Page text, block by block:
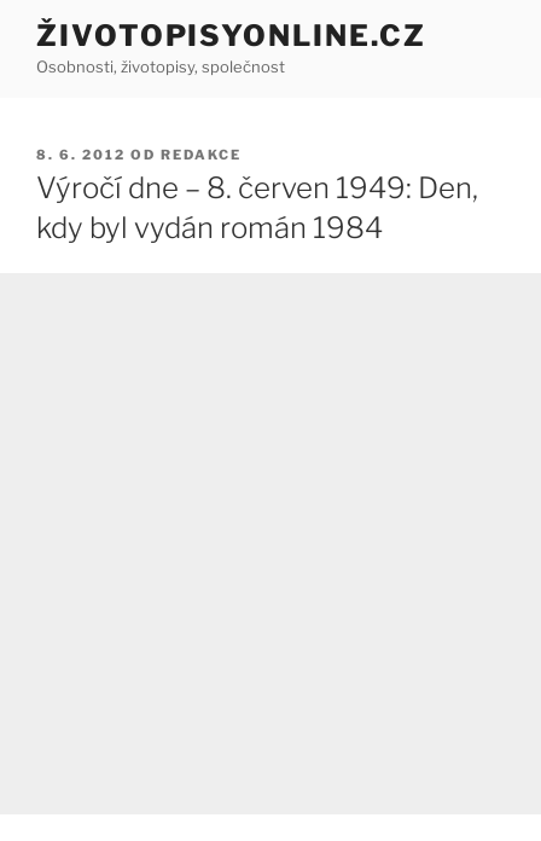
Přejít
obsahu
ŽIVOTOPISYONLINE.CZ
Osobnosti, životopisy, společnost
PUBLIKOVÁNO
8. 6. 2012 OD REDAKCE
Výročí dne – 8. červen 1949: Den,
kdy byl vydán román 1984